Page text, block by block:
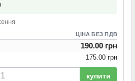
ЦІНА БЕЗ ПДВ
190.00 грн
175.00 грн
купити